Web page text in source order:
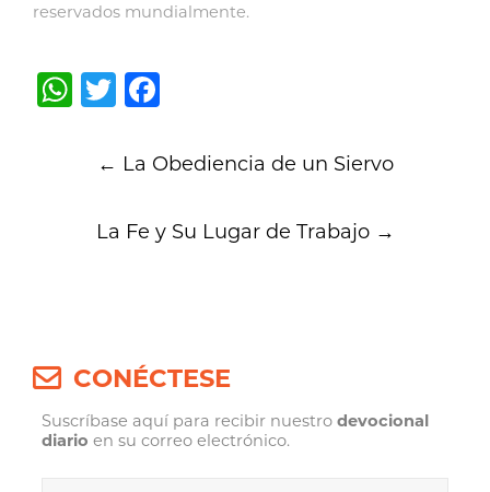
reservados mundialmente.
WhatsApp
Twitter
navigation
← La Obediencia de un Siervo
La Fe y Su Lugar de Trabajo →
CONÉCTESE
Suscríbase aquí para recibir nuestrodevocional
diario en su correo electrónico.